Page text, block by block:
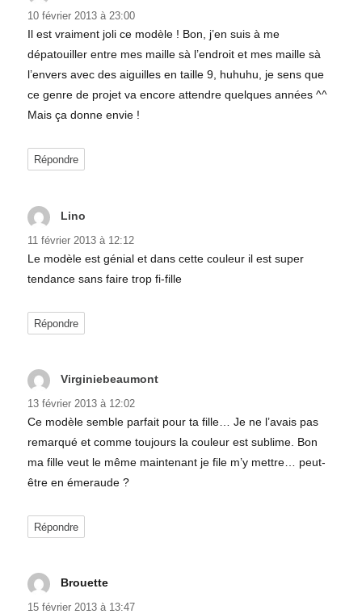
10 février 2013 à 23:00
Il est vraiment joli ce modèle ! Bon, j’en suis à me
dépatouiller entre mes maille sà l’endroit et mes maille sà
l’envers avec des aiguilles en taille 9, huhuhu, je sens que
ce genre de projet va encore attendre quelques années ^^
Mais ça donne envie !
Répondre
Lino
11 février 2013 à 12:12
Le modèle est génial et dans cette couleur il est super
tendance sans faire trop fi-fille
Répondre
Virginiebeaumont
13 février 2013 à 12:02
Ce modèle semble parfait pour ta fille… Je ne l’avais pas
remarqué et comme toujours la couleur est sublime. Bon
ma fille veut le même maintenant je file m’y mettre… peut-
être en émeraude ?
Répondre
Brouette
15 février 2013 à 13:47